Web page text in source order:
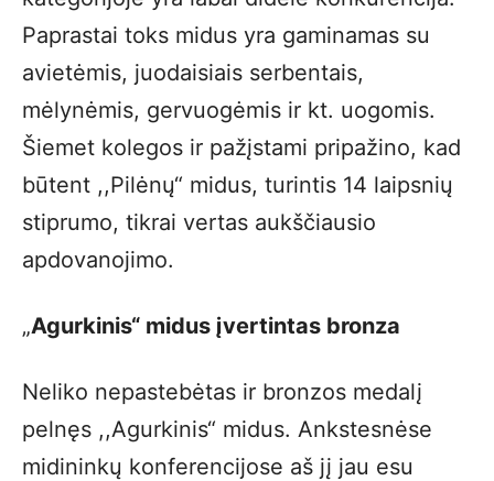
Paprastai toks midus yra gaminamas su
avietėmis, juodaisiais serbentais,
mėlynėmis, gervuogėmis ir kt. uogomis.
Šiemet kolegos ir pažįstami pripažino, kad
būtent ,,Pilėnų“ midus, turintis 14 laipsnių
stiprumo, tikrai vertas aukščiausio
apdovanojimo.
„Agurkinis“ midus įvertintas bronza
Neliko nepastebėtas ir bronzos medalį
pelnęs ,,Agurkinis“ midus. Ankstesnėse
midininkų konferencijose aš jį jau esu